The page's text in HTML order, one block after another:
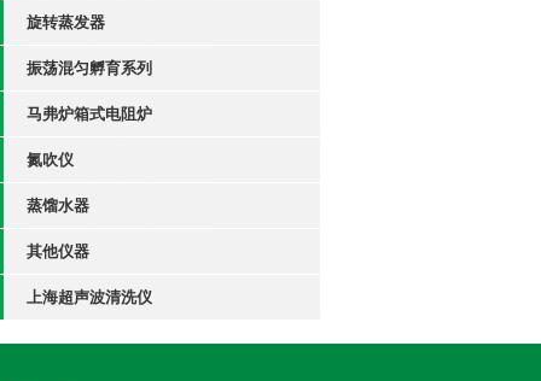
旋转蒸发器
振荡混匀孵育系列
马弗炉箱式电阻炉
氮吹仪
蒸馏水器
其他仪器
上海超声波清洗仪